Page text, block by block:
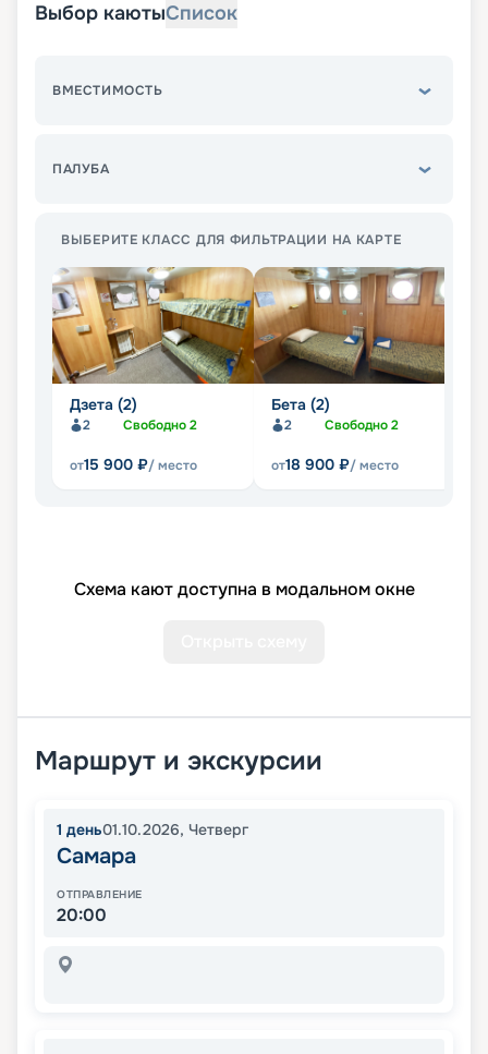
Выбор каютыСписок
ВМЕСТИМОСТЬ
ПАЛУБА
ВЫБЕРИТЕ КЛАСС ДЛЯ ФИЛЬТРАЦИИ НА КАРТЕ
Дзета (2)
2 Свободно2
от15 900 ₽/ место
Бета (2)
2 Свободно2
от18 900 ₽/ место
Схема кают доступна в модальном окне
Маршрут и экскурсии
1 день01.10.2026, Четверг
Самара
ОТПРАВЛЕНИЕ
20:00